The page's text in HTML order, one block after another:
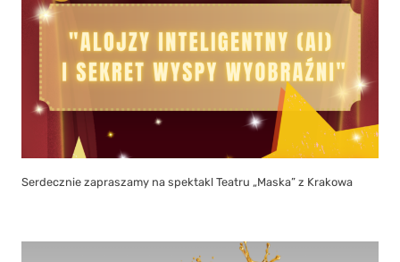
Serdecznie zapraszamy na spektakl Teatru „Maska” z Krakowa